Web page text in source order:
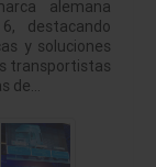
alemana
destacando
y soluciones
transportistas
de…